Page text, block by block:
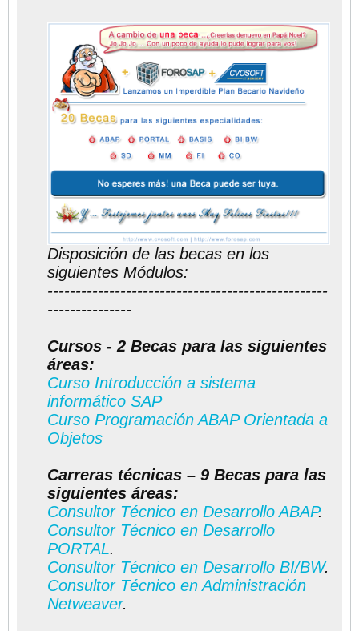
Disposición de las becas en los
siguientes Módulos:
--------------------------------------------------
---------------
Cursos - 2 Becas para las siguientes
áreas:
Curso Introducción a sistema
informático SAP
Curso Programación ABAP Orientada a
Objetos
Carreras técnicas – 9 Becas para las
siguientes áreas:
Consultor Técnico en Desarrollo ABAP.
Consultor Técnico en Desarrollo
PORTAL.
Consultor Técnico en Desarrollo BI/BW.
Consultor Técnico en Administración
Netweaver.